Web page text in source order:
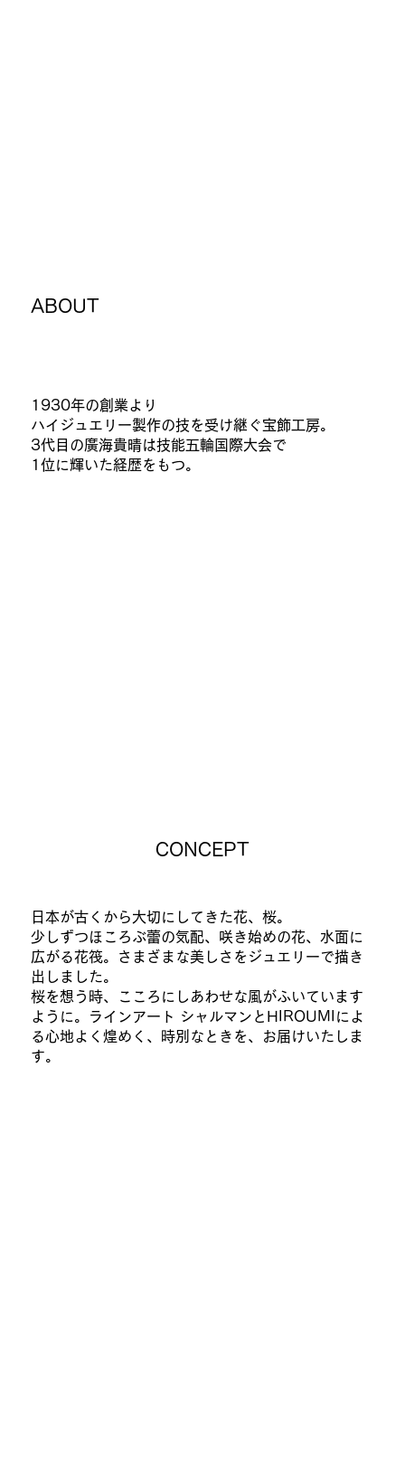
ABOUT
1930年の創業より
ハイジュエリー製作の技を受け継ぐ宝飾工房。
3代目の廣海貴晴は技能五輪国際大会で
1位に輝いた経歴をもつ。
CONCEPT
日本が古くから大切にしてきた花、桜。
少しずつほころぶ蕾の気配、咲き始めの花、水面に
広がる花筏。さまざまな美しさをジュエリーで描き
出しました。
桜を想う時、こころにしあわせな風がふいています
ように。ラインアート シャルマンとHIROUMIによ
る心地よく煌めく、時別なときを、お届けいたしま
す。